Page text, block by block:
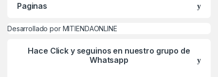
Paginas
Desarrollado por MITIENDAONLINE
Hace Click y seguinos en nuestro grupo de
Whatsapp